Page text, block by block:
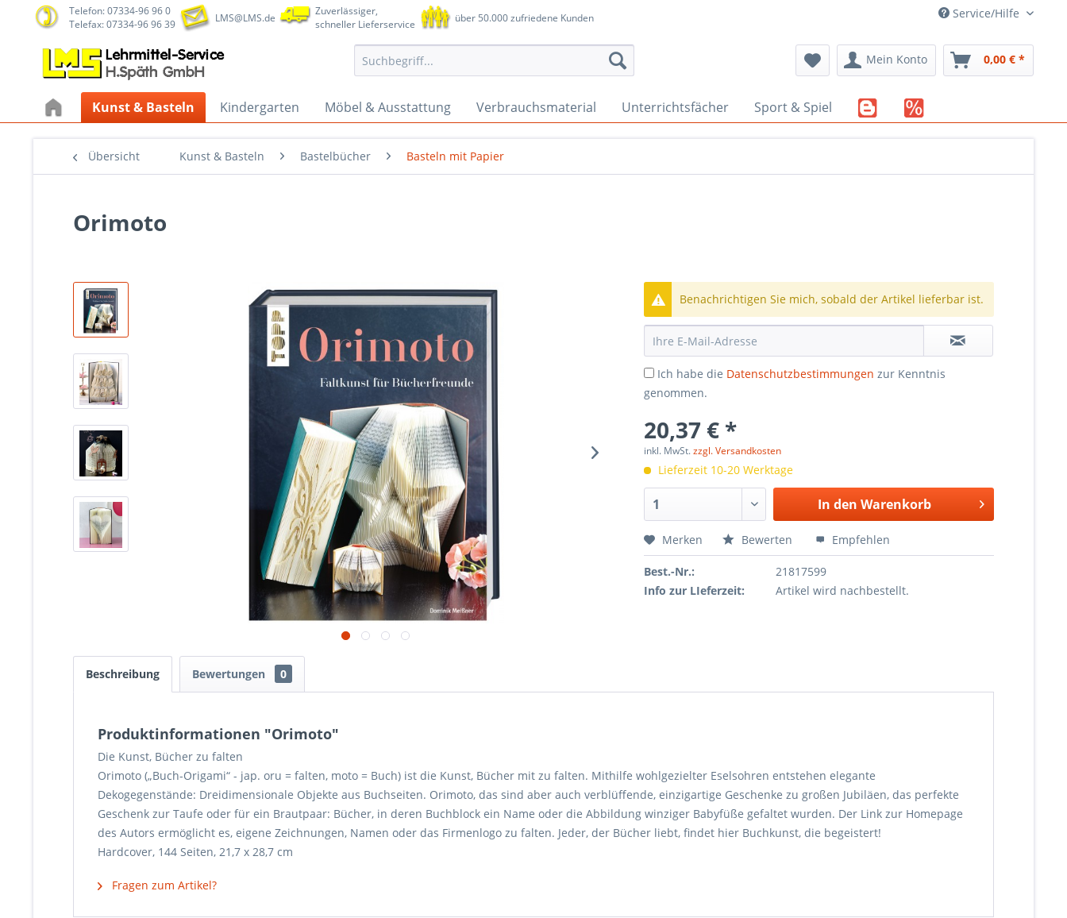
Telefon: 07334-96 96 0
Telefax: 07334-96 96 39
LMS@LMS.de
Zuverlässiger,
schneller Lieferservice
über 50.000 zufriedene Kunden Service/Hilfe
Mein Konto 0,00 € *
Kunst & Basteln Kindergarten Möbel & Ausstattung Verbrauchsmaterial Unterrichtsfächer Sport & Spiel
Übersicht Kunst & Basteln Bastelbücher Basteln mit Papier
Orimoto
Benachrichtigen Sie mich, sobald der Artikel lieferbar ist.
Ich habe die Datenschutzbestimmungen zur Kenntnis
genommen.
20,37 € *
inkl. MwSt.zzgl. Versandkosten
Lieferzeit 10-20 Werktage
In den Warenkorb
Merken Bewerten Empfehlen
Best.-Nr.:
21817599
Info zur LIeferzeit:
Artikel wird nachbestellt.
Beschreibung Bewertungen 0
Produktinformationen "Orimoto"
Die Kunst, Bücher zu falten
Orimoto („Buch-Origami“ - jap. oru = falten, moto = Buch) ist die Kunst, Bücher mit zu falten. Mithilfe wohlgezielter Eselsohren entstehen elegante
Dekogegenstände: Dreidimensionale Objekte aus Buchseiten. Orimoto, das sind aber auch verblüffende, einzigartige Geschenke zu großen Jubiläen, das perfekte
Geschenk zur Taufe oder für ein Brautpaar: Bücher, in deren Buchblock ein Name oder die Abbildung winziger Babyfüße gefaltet wurden. Der Link zur Homepage
des Autors ermöglicht es, eigene Zeichnungen, Namen oder das Firmenlogo zu falten. Jeder, der Bücher liebt, findet hier Buchkunst, die begeistert!
Hardcover, 144 Seiten, 21,7 x 28,7 cm
Fragen zum Artikel?